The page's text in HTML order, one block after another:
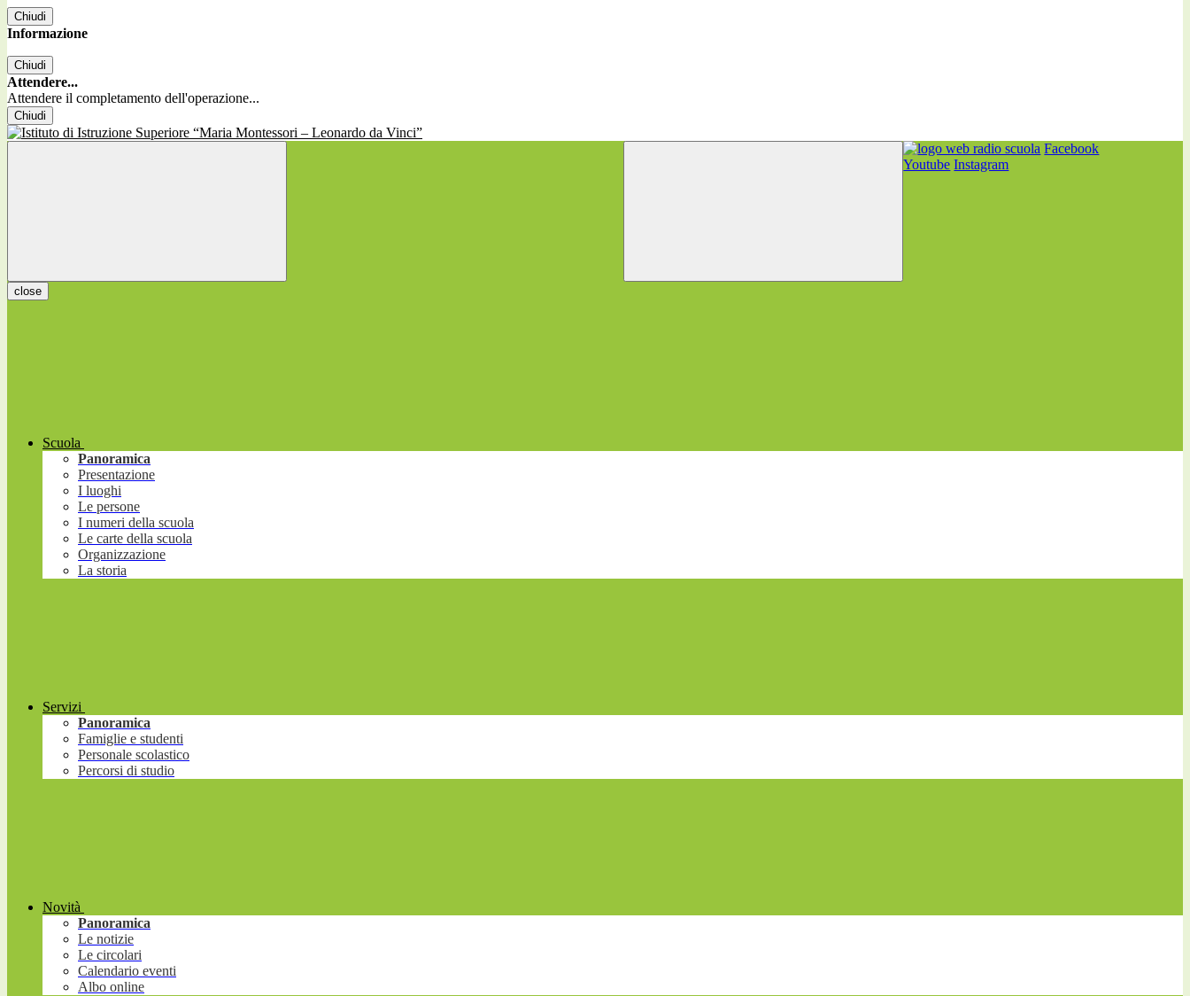
Chiudi
Informazione
Chiudi
Attendere...
Attendere il completamento dell'operazione...
Chiudi
Facebook
Youtube Instagram
close
Scuola
Panoramica
Presentazione
I luoghi
Le persone
I numeri della scuola
Le carte della scuola
Organizzazione
La storia
Servizi
Panoramica
Famiglie e studenti
Personale scolastico
Percorsi di studio
Novità
Panoramica
Le notizie
Le circolari
Calendario eventi
Albo online